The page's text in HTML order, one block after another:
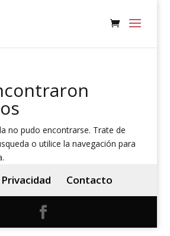
no pudo encontrarse. Trate de
o utilice la navegación para
Contacto